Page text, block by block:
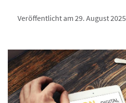
Veröffentlicht am 29. August 2025